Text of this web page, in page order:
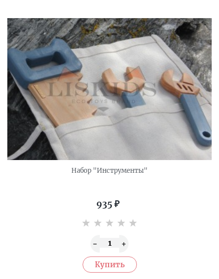
Набор "Инструменты"
935 ₽